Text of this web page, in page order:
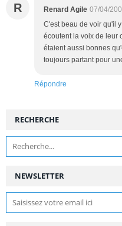
R Renard Agile 07/04/
C'est beau de voir qu'il
écoutent la voix de leur
étaient aussi bonnes
toujours partant pour
Répondre
NEWSLETTER
RECHERCHE